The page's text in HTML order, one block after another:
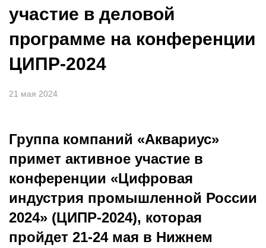
участие в деловой
программе на конференции
ЦИПР-2024
21 мая 2024
Группа компаний «Аквариус»
примет активное участие в
конференции «Цифровая
индустрия промышленной России
2024» (ЦИПР-2024), которая
пройдет 21-24 мая в Нижнем